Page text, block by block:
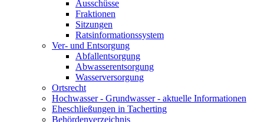
Ausschüsse
Fraktionen
Sitzungen
Ratsinformationssystem
Ver- und Entsorgung
Abfallentsorgung
Abwasserentsorgung
Wasserversorgung
Ortsrecht
Hochwasser - Grundwasser - aktuelle Informationen
Eheschließungen in Tacherting
Behördenverzeichnis